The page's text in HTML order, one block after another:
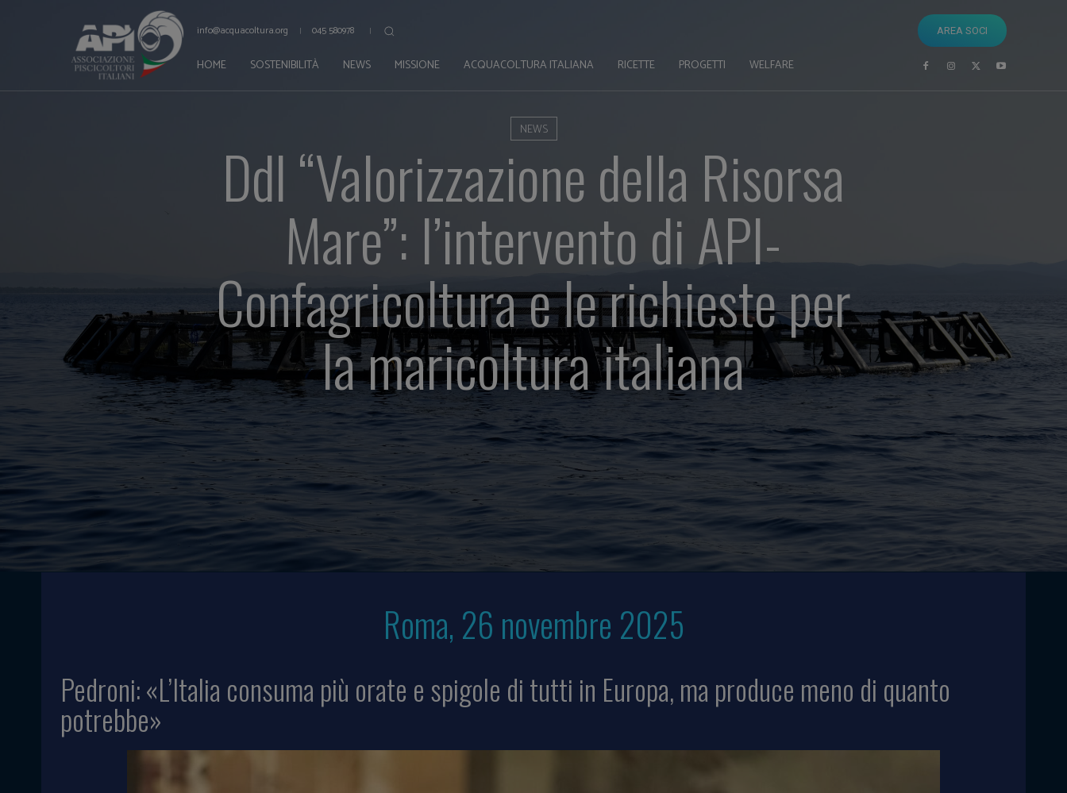
info@acquacoltura.org 045 580978 AREA SOCI
HOME SOSTENIBILITÀ NEWS MISSIONE ACQUACOLTURA ITALIANA RICETTE PROGETTI WELFARE
NEWS
Ddl “Valorizzazione della Risorsa
Mare”: l’intervento di API-
Confagricoltura e le richieste per
la maricoltura italiana
Roma, 26 novembre 2025
Pedroni: «L’Italia consuma più orate e spigole di tutti in Europa, ma produce meno di quanto
potrebbe»